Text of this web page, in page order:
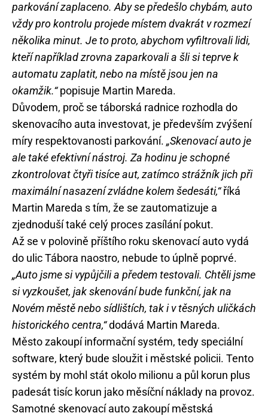
parkování zaplaceno. Aby se předešlo chybám, auto
vždy pro kontrolu projede místem dvakrát v rozmezí
několika minut. Je to proto, abychom vyfiltrovali lidi,
kteří například zrovna zaparkovali a šli si teprve k
automatu zaplatit, nebo na místě jsou jen na
okamžik.“popisuje Martin Mareda.
Důvodem, proč se táborská radnice rozhodla do
skenovacího auta investovat, je především zvýšení
míry respektovanosti parkování. „Skenovací auto je
ale také efektivní nástroj. Za hodinu je schopné
zkontrolovat čtyři tisíce aut, zatímco strážník jich při
maximální nasazení zvládne kolem šedesáti,“říká
Martin Mareda s tím, že se zautomatizuje a
zjednoduší také celý proces zasílání pokut.
Až se v polovině příštího roku skenovací auto vydá
do ulic Tábora naostro, nebude to úplně poprvé.
„Auto jsme si vypůjčili a předem testovali. Chtěli jsme
si vyzkoušet, jak skenování bude funkční, jak na
Novém městě nebo sídlištích, tak i v těsných uličkách
historického centra,“dodává Martin Mareda.
Město zakoupí informační systém, tedy speciální
software, který bude sloužit i městské policii. Tento
systém by mohl stát okolo milionu a půl korun plus
padesát tisíc korun jako měsíční náklady na provoz.
Samotné skenovací auto zakoupí městská